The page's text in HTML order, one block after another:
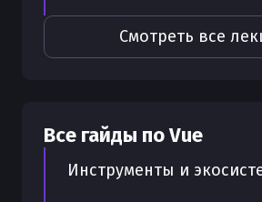
Смотреть все
Все гайды поVue
Инструменты и